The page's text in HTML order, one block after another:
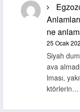
ne
25 Ocak
Siyah
ava
lması,
ktörlerin…